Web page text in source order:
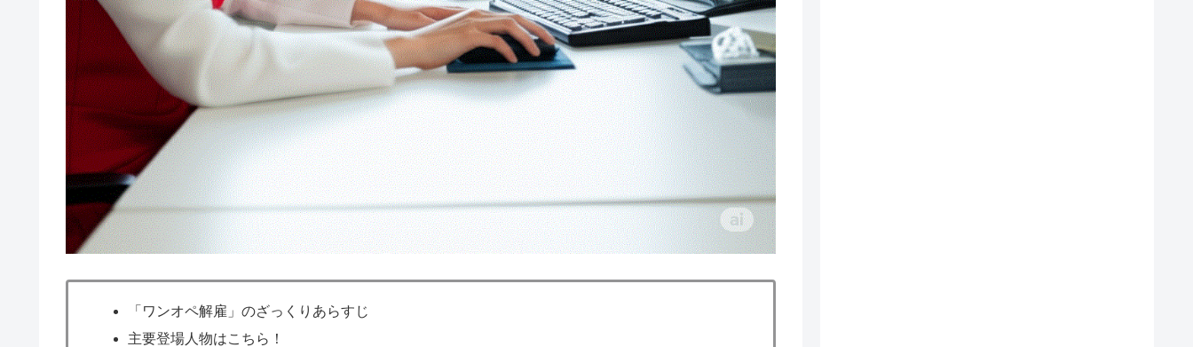
「ワンオペ解雇」のざっくりあらすじ
主要登場人物はこちら！